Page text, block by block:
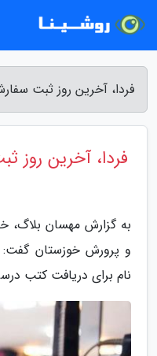
فردا، آخرین روز ثبت
فردا، آخرین
به گزارش مهسان بلاگ،
نام برای دریافت کتب